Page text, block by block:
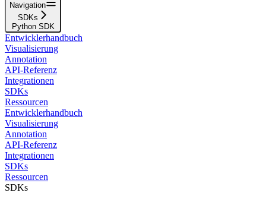
Navigation
SDKs
Python SDK
Entwicklerhandbuch
Visualisierung
Annotation
API-Referenz
Integrationen
SDKs
Ressourcen
Entwicklerhandbuch
Visualisierung
Annotation
API-Referenz
Integrationen
SDKs
Ressourcen
SDKs